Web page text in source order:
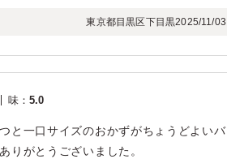
東京都目黒区下目黒2025/11/03
味：5.0
と一口サイズのおかずがちょうどよいバ
りがとうございました。